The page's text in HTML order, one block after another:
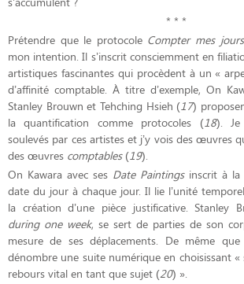
* * *
Prétendre que le protocole Compter mes jours
mon intention. Il s’inscrit consciemment en
artistiques fascinantes qui procèdent à un «
d’affinité comptable. À titre d’exemple, On
Stanley Brouwn et Tehching Hsieh (17)
la quantification comme protocoles (18). Je
soulevés par ces artistes et j’y vois des œuvres
des œuvres comptables (19).
On Kawara avec ses Date Paintingsinscrit à la
date du jour à chaque jour. Il lie l’unité
la création d’une pièce justificative. Stanley
during one week, se sert de parties de son
mesure de ses déplacements. De même
dénombre une suite numérique en choisissant
rebours vital en tant que sujet (20) ».